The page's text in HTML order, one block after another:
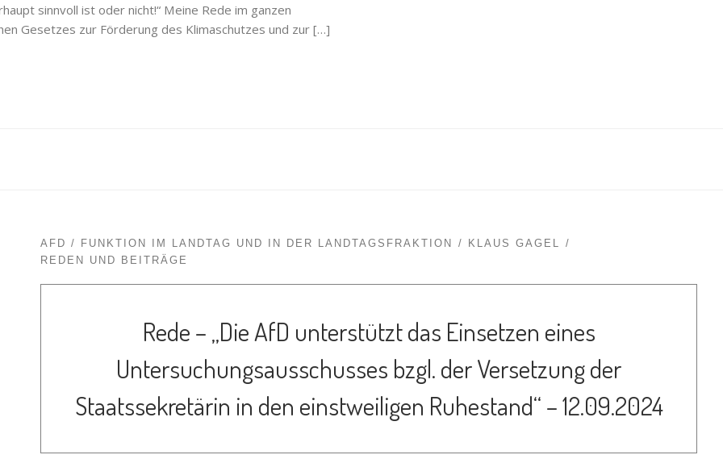
sinnvoll ist oder nicht!“ Meine Rede im ganzen
Gesetzes zur Förderung des Klimaschutzes und zur […]
AFD FUNKTION IM LANDTAG UND IN DER LANDTAGSFRAKTION
KLAUS GAGEL
REDEN UND BEITRÄGE
Rede – „Die AfD unterstützt das Einsetzen eines
Untersuchungsausschusses bzgl. der Versetzung der
Staatssekretärin in den einstweiligen Ruhestand“ – 12.09.2024